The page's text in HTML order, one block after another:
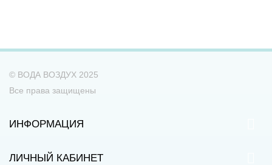
© ВОДА ВОЗДУХ 2025
Все права защищены
ИНФОРМАЦИЯ
ЛИЧНЫЙ КАБИНЕТ